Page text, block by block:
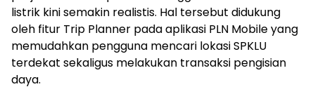
listrik kini semakin realistis. Hal tersebut didukung
oleh fitur Trip Planner pada aplikasi PLN Mobile yang
memudahkan pengguna mencari lokasi SPKLU
terdekat sekaligus melakukan transaksi pengisian
daya.